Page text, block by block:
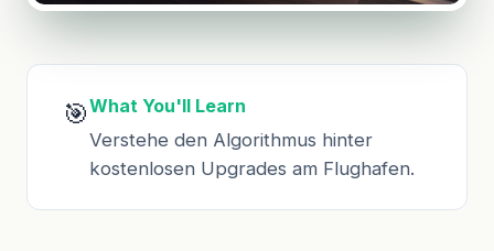
🎯What You'll Learn
Verstehe den Algorithmus hinter
kostenlosen Upgrades am Flughafen.